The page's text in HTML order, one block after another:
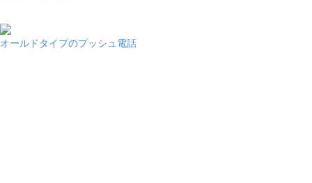
オールドタイプのプッシュ電話